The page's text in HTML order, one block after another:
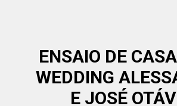
ENSAIO DE
WEDDING
E JOSÉ